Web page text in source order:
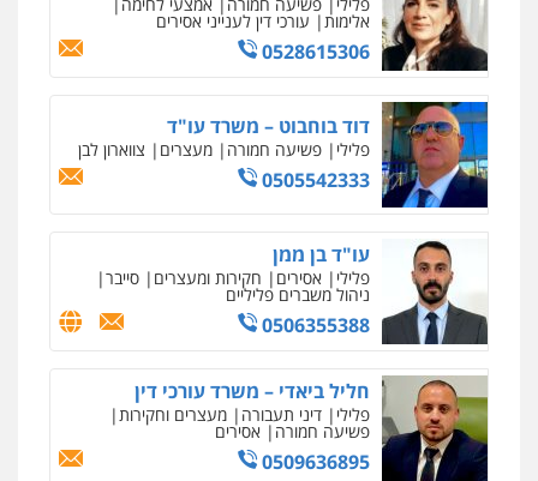
עו"ד ירון גיגי
פלילי צווארון לבן מעצרים הליכי הסגרה
0522249087
עו"ד רועי אטיאס
משפט פלילי פשיעה חמורה צווארון לבן
525043999
עו"ד אסף כהן
פלילי פשיעה חמורה סמים והימורים
מעצרים וחקירות
0526555488
משרד עורכי דין טאי שרקי
פלילי אסירים תעבורה
0547556464
פלילי פשיעה חמורה אמצעי לחימה
אלימות עורכי דין לענייני אסירים
0528615306
דוד בוחבוט – משרד עו"ד
פלילי פשיעה חמורה מעצרים צווארון לבן
0505542333
עו"ד בן ממן
פלילי אסירים חקירות ומעצרים סייבר
ניהול משברים פליליים
0506355388
חליל ביאדי – משרד עורכי דין
פלילי דיני תעבורה מעצרים וחקירות
פשיעה חמורה אסירים
0509636895
0544500346
מאיה בלום, עו"ס, טיפול ושיקום
לעורכי דין
0504062539
עו"ד ד"ר אבי שקד
עבירות כלכליות
עבירות פליליות
0544385337
איתי חקירות – שירותים לעורכי דין
חקירות פרטיות חקירות כלכליות חקירות
אישות
איתורים
0537865001